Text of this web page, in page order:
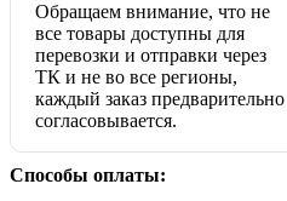
Обращаем внимание, что не
все товары доступны для
перевозки и отправки через
ТК и не во все регионы,
каждый заказ предварительно
согласовывается.
Способы оплаты: